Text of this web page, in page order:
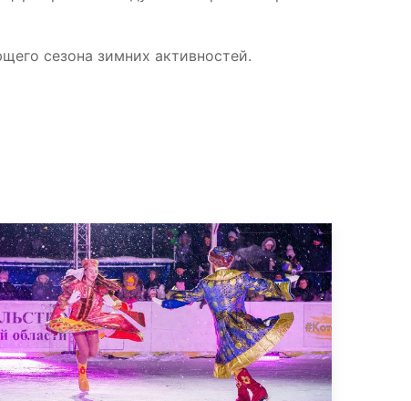
сезона зимних активностей.